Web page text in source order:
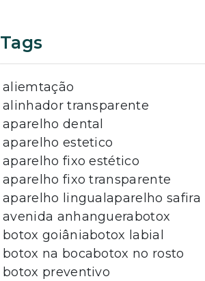
Tags
aliemtação
alinhador transparente
aparelho dental
aparelho estetico
aparelho fixo estético
aparelho fixo transparente
aparelho lingualaparelho safira
avenida anhanguerabotox
botox goiâniabotox labial
botox na bocabotox no rosto
botox preventivo